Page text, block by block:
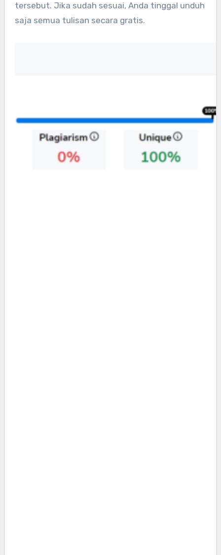
tersebut. Jika sudah sesuai, Anda tinggal unduh
saja semua tulisan secara gratis.